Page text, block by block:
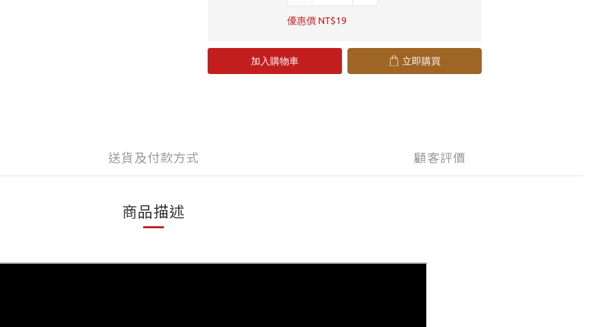
優惠價 NT$19
加入購物車 立即購買
送貨及付款方式 顧客評價
商品描述